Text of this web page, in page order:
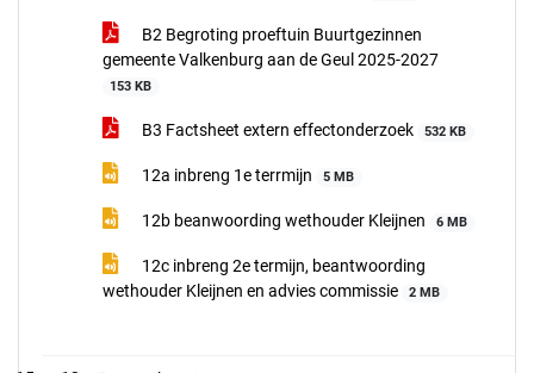
B2 Begroting proeftuin Buurtgezinnen
gemeente Valkenburg aan de Geul 2025-2027
153 KB
B3 Factsheet extern effectonderzoek 532 KB
12a inbreng 1e terrmijn 5 MB
12b beanwoording wethouder Kleijnen 6 MB
12c inbreng 2e termijn, beantwoording
wethouder Kleijnen en advies commissie
2 MB